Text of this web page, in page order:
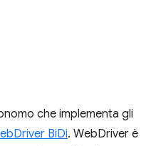
che implementa gli
BiDi. WebDriver è